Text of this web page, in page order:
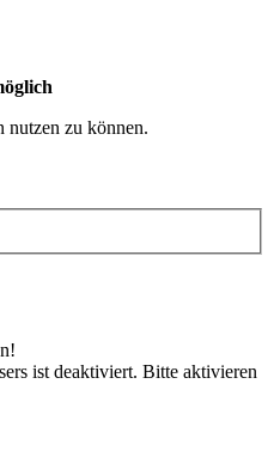
nutzen zu können.
ist deaktiviert. Bitte aktivieren